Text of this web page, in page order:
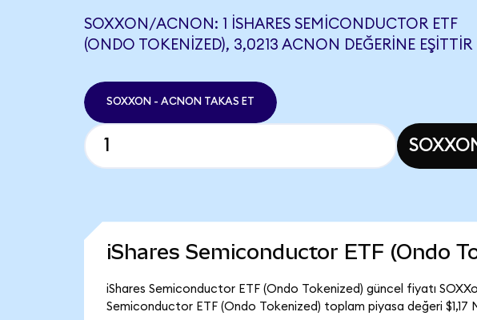
SOXXON/ACNON: 1 ISHARES SEMICONDUCTOR ETF
(ONDO TOKENIZED), 3,0213 ACNON DEĞERINE EŞITTIR
SOXXON - ACNON TAKAS ET
iShares Semiconductor ETF (Ondo
iShares Semiconductor ETF (Ondo Tokenized) güncel fiyatı
Semiconductor ETF (Ondo Tokenized) toplam piyasa değeri $1,17